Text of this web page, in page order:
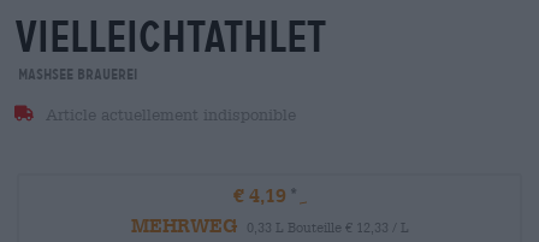
vielleichtathlet
Mashsee Brauerei
Article actuellement indisponible
€ 4,19
MEHRWEG
0,33 L Bouteille € 12,33 / L